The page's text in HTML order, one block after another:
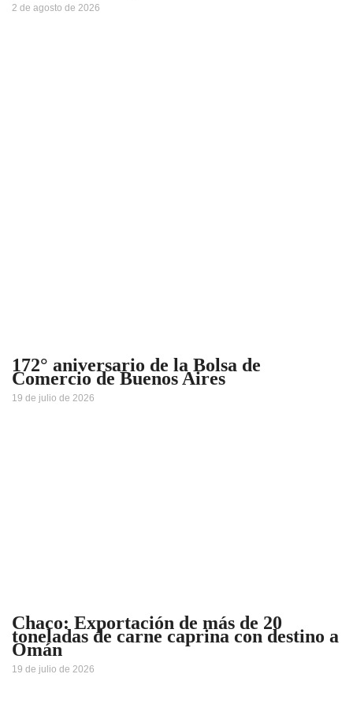
2 de agosto de 2026
172° aniversario de la Bolsa de
Comercio de Buenos Aires
19 de julio de 2026
Chaco: Exportación de más de 20
toneladas de carne caprina con destino a
Omán
19 de julio de 2026